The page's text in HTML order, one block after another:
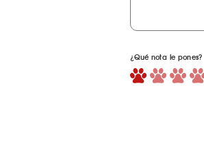
¿Qué nota le pones?